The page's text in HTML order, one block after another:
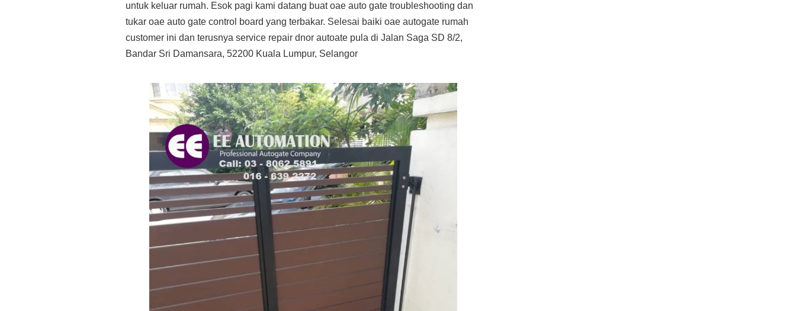
untuk keluar rumah. Esok pagi kami datang buat oae auto gate troubleshooting dan
tukar oae auto gate control board yang terbakar. Selesai baiki oae autogate rumah
customer ini dan terusnya service repair dnor autoate pula di Jalan Saga SD 8/2,
Bandar Sri Damansara, 52200 Kuala Lumpur, Selangor